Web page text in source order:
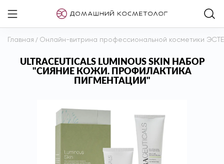
Главная / Онлайн-витрина профессиональной косметики
ULTRACEUTICALS LUMINOUS SKIN НАБОР
"СИЯНИЕ КОЖИ. ПРОФИЛАКТИКА
ПИГМЕНТАЦИИ"